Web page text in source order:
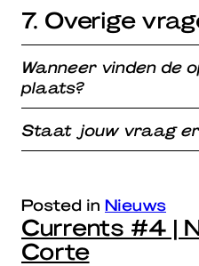
7. Overige
Wanneer vinden de
plaats?
Staat jouw vraag
Posted in Nieuws
Currents #4 |
Corte